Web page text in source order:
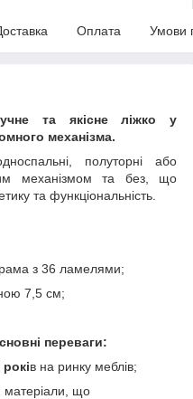
Оплата Умови
та якiсне ліжко у
механізма.
полуторні або
механізмом та без, що
та функціональність.
з 36 ламелями;
7,5 см;
переваги:
в на ринку меблів;
матеріали, що